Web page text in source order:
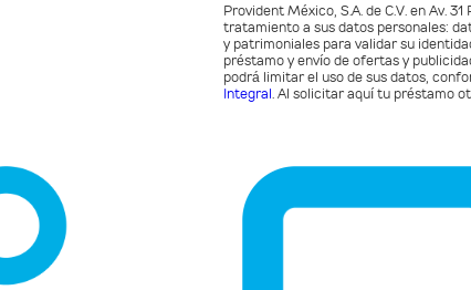
Provident México, S.A. de C.V. en Av.
tratamiento a sus datos personales:
y patrimoniales para validar su
préstamo y envío de ofertas y
podrá limitar el uso de sus datos,
Integral. Al solicitar aquí tu préstamo